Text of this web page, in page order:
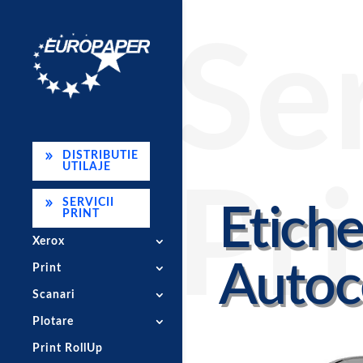
DISTRIBUTIE
UTILAJE
SERVICII
PRINT
Xerox
Print
Scanari
Plotare
Print RollUp